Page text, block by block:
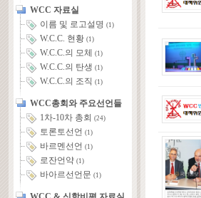
WCC 자료실
이름 및 로고설명 (1)
W.C.C. 현황 (1)
W.C.C.의 모체 (1)
W.C.C.의 탄생 (1)
W.C.C.의 조직 (1)
WCC총회와 주요선언들
1차-10차 총회 (24)
토론토선언 (1)
바르멘선언 (1)
로잔언약 (1)
바아르선언문 (1)